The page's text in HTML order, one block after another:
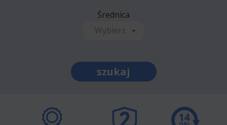
Średnica
Wybierz
szukaj